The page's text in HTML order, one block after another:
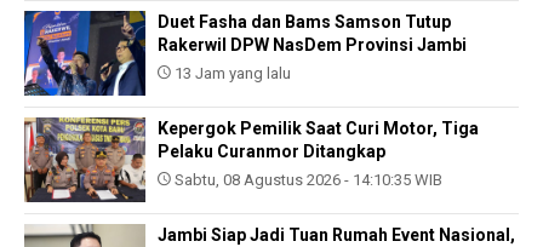
Duet Fasha dan Bams Samson Tutup
Rakerwil DPW NasDem Provinsi Jambi
13 Jam yang lalu
Kepergok Pemilik Saat Curi Motor, Tiga
Pelaku Curanmor Ditangkap
Sabtu, 08 Agustus 2026 - 14:10:35 WIB
Jambi Siap Jadi Tuan Rumah Event Nasional,